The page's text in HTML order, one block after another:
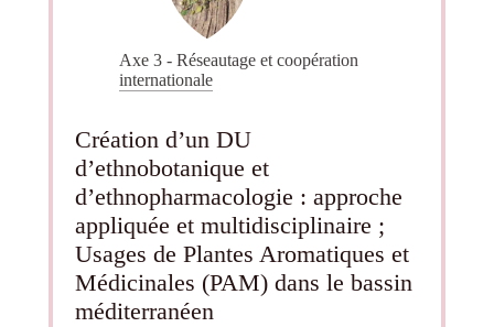
Axe 3 - Réseautage et coopération
internationale
Création d’un DU
d’ethnobotanique et
d’ethnopharmacologie : approche
appliquée et multidisciplinaire ;
Usages de Plantes Aromatiques et
Médicinales (PAM) dans le bassin
méditerranéen